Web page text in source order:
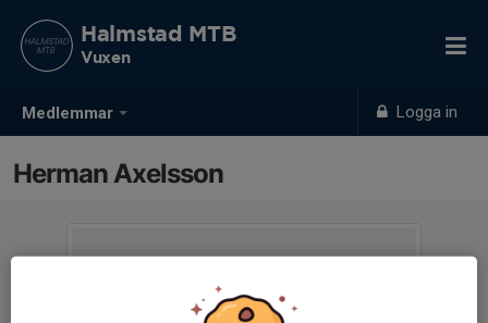
Medlemmar Logga in
Halmstad MTB
Vuxen
Herman Axelsson